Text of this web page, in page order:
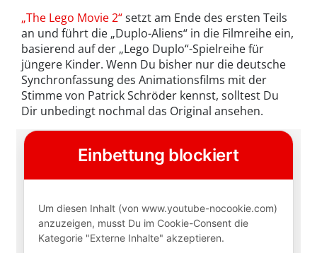
„The Lego Movie 2“setzt am Ende des ersten Teils
an und führt die „Duplo-Aliens“ in die Filmreihe ein,
basierend auf der „Lego Duplo“-Spielreihe für
jüngere Kinder. Wenn Du bisher nur die deutsche
Synchronfassung des Animationsfilms mit der
Stimme von Patrick Schröder kennst, solltest Du
Dir unbedingt nochmal das Original ansehen.